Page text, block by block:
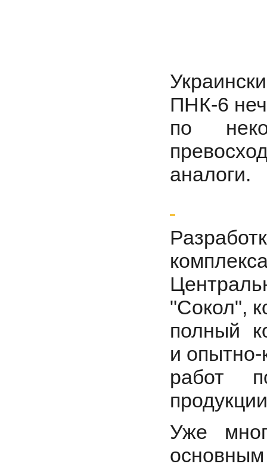
ПНК-6
по
аналоги.
"Сокол",
полный
и опытно-
работ
Уже